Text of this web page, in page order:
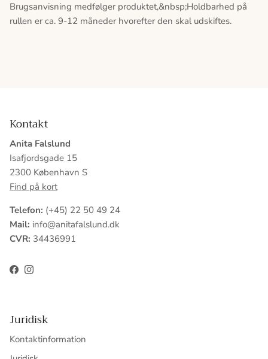
Brugsanvisning medfølger produktet,&nbsp;Holdbarhed på
rullen er ca. 9-12 måneder hvorefter den skal udskiftes.
Kontakt
Anita Falslund
Isafjordsgade 15
2300 København S
Find på kort
Telefon: (+45) 22 50 49 24
Mail: info@anitafalslund.dk
CVR: 34436991
FacebookInstagram
Juridisk
Kontaktinformation